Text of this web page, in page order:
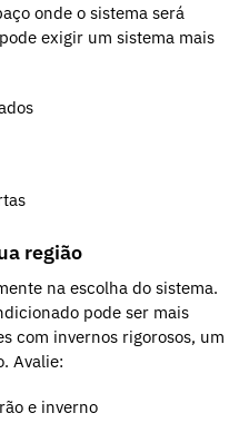
onde o sistema será
exigir um sistema mais
região
na escolha do sistema.
pode ser mais
com invernos rigorosos, um
Avalie:
e inverno